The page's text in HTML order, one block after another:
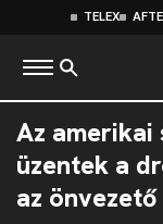
TELEX
Az amerikai
üzentek a
az